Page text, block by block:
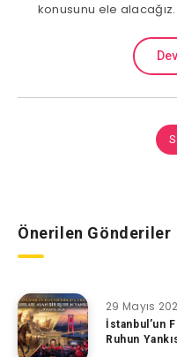
konusunu ele
Önerilen Gönderiler
29 Mayıs
İstanbul’un
Ruhun